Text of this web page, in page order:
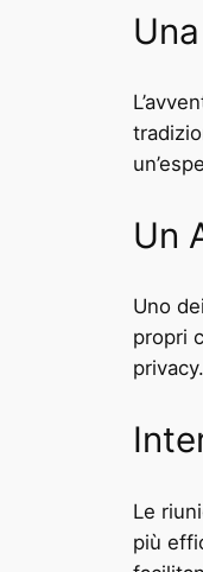
Un
Uno
propri
privacy.
Le
più